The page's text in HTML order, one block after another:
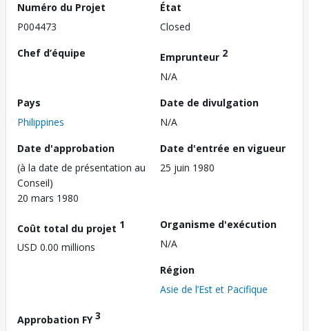
Numéro du Projet
P004473
État
Closed
Chef d’équipe
Emprunteur 2
N/A
Pays
Philippines
Date de divulgation
N/A
Date d'approbation
(à la date de présentation au
Conseil)
20 mars 1980
Date d'entrée en vigueur
25 juin 1980
Coût total du projet 1
USD 0.00 millions
Organisme d'exécution
N/A
Région
Asie de l’Est et Pacifique
Approbation FY3